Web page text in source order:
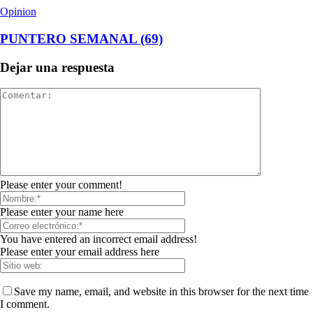
Opinion
PUNTERO SEMANAL (69)
Dejar una respuesta
Please enter your comment!
Please enter your name here
You have entered an incorrect email address!
Please enter your email address here
Save my name, email, and website in this browser for the next time
I comment.